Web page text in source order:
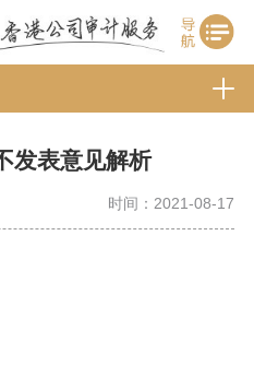
发表意见解析
时间：2021-08-17